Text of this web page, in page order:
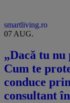
smartliving.ro
07 AUG.
„Dacă tu nu
Cum te
conduce
consultant